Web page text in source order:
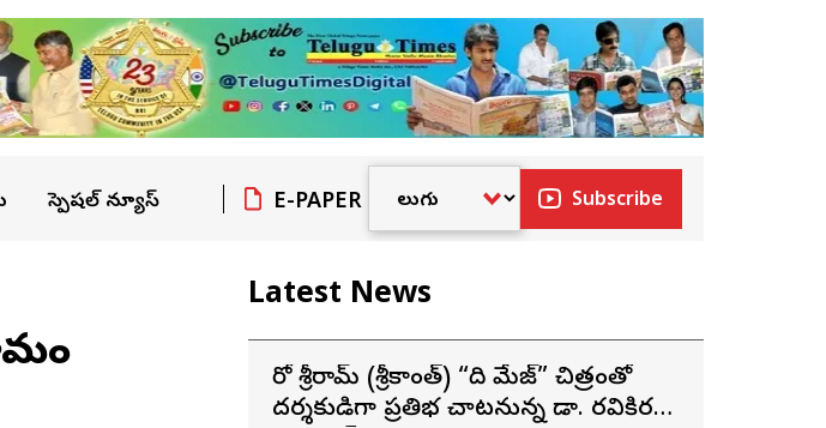
స్పెషల్ న్యూస్ E-PAPER Subscribe
Latest News
హీరో శ్రీరామ్ (శ్రీకాంత్) “ది మేజ్” చిత్రంతో
దర్శకుడిగా ప్రతిభ చాటనున్న డా. రవికిరణ్